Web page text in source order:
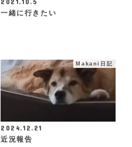
一緒に行きたい
Makani日記
2024.12.21
近況報告